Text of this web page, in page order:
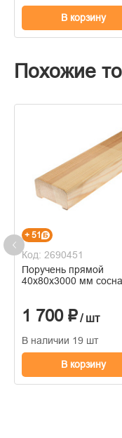
В корзину
Похожие
+ 51
Код: 2690451
Поручень прямой
40х80х3000 мм сосна
1 700 ₽/ шт
В наличии 19 шт
В корзину